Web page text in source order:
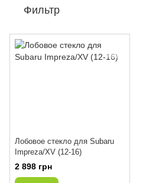
Фильтр
Лобовое стекло для Subaru
Impreza/XV (12-16)
2 898 грн